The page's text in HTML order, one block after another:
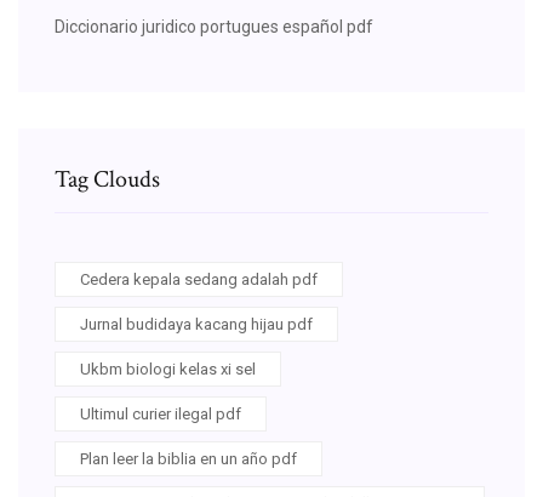
Diccionario juridico portugues español pdf
Tag Clouds
Cedera kepala sedang adalah pdf
Jurnal budidaya kacang hijau pdf
Ukbm biologi kelas xi sel
Ultimul curier ilegal pdf
Plan leer la biblia en un año pdf